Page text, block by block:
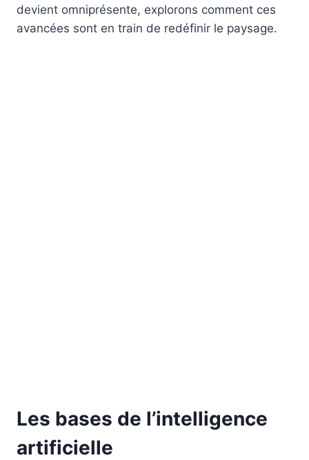
devient omniprésente, explorons comment ces
avancées sont en train de redéfinir le paysage.
Les bases de l’intelligence
artificielle